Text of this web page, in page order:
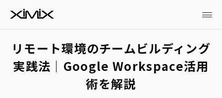
リモート環境のチームビルディング
実践法｜Google Workspace活用
術を解説